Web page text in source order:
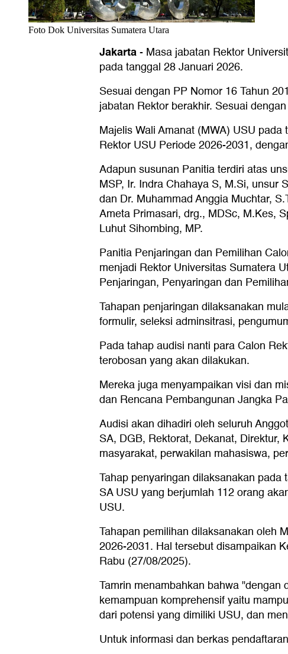
Foto Dok Universitas Sumatera Utara
Jakarta- Masa jabatan Rektor
pada tanggal 28 Januari 2026.
Sesuai dengan PP Nomor 16 Tahun
jabatan Rektor berakhir. Sesuai
Majelis Wali Amanat (MWA) USU
Rektor USU Periode 2026-2031,
Adapun susunan Panitia terdiri atas
MSP, Ir. Indra Chahaya S, M.Si, unsur
dan Dr. Muhammad Anggia Muchtar,
Ameta Primasari, drg., MDSc, M.Kes,
Luhut Sihombing, MP.
Panitia Penjaringan dan Pemilihan
menjadi Rektor Universitas Sumatera
Penjaringan, Penyaringan dan
Tahapan penjaringan dilaksanakan
formulir, seleksi adminsitrasi,
Pada tahap audisi nanti para Calon
terobosan yang akan dilakukan.
Mereka juga menyampaikan visi dan
dan Rencana Pembangunan Jangka
Audisi akan dihadiri oleh seluruh
SA, DGB, Rektorat, Dekanat, Direktur,
masyarakat, perwakilan mahasiswa,
Tahap penyaringan dilaksanakan
SA USU yang berjumlah 112 orang
USU.
Tahapan pemilihan dilaksanakan oleh
2026-2031. Hal tersebut disampaikan
Rabu (27/08/2025).
Tamrin menambahkan bahwa
kemampuan komprehensif yaitu
dari potensi yang dimiliki USU, dan
Untuk informasi dan berkas